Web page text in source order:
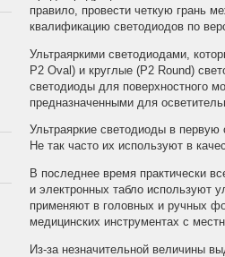
правило, провести четкую грань
квалификацию светодиодов по
Ультраяркими светодиодами,
P2 Oval) и круглые (P2 Round)
светодиоды для поверхностного
предназначенными для
Ультраяркие светодиоды в
Не так часто их используют в
В последнее время практически
и электронных табло используют
применяют в головных и ручных
медицинских инструментах с
Из-за незначительной величины